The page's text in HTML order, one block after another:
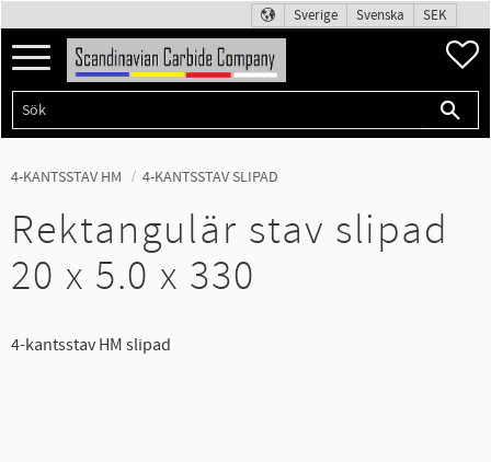
Meny
Sverige Svenska SEK
4-KANTSSTAV HM 4-KANTSSTAV SLIPAD
Rektangulär stav slipad
20 x 5.0 x 330
4-kantsstav HM slipad